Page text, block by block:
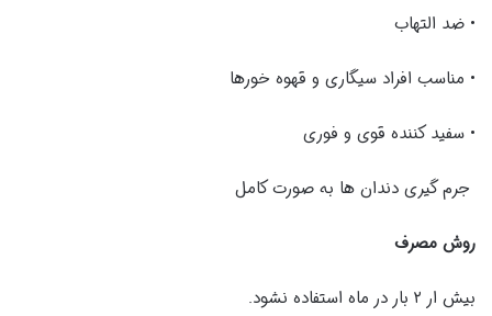
• ضد التهاب
• مناسب افراد سیگاری و قهوه خورها
• سفید کننده قوی و فوری
جرم گیری دندان ها به صورت کامل
روش مصرف
بیش ار ۲ بار در ماه استفاده نشود.